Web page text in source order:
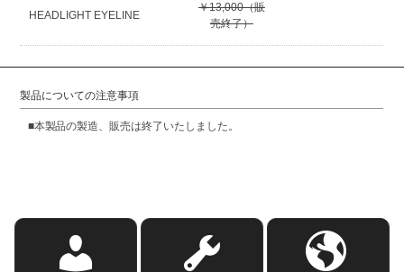
HEADLIGHT EYELINE
￥13,000（販
売終了）
製品についての注意事項
■本製品の製造、販売は終了いたしました。